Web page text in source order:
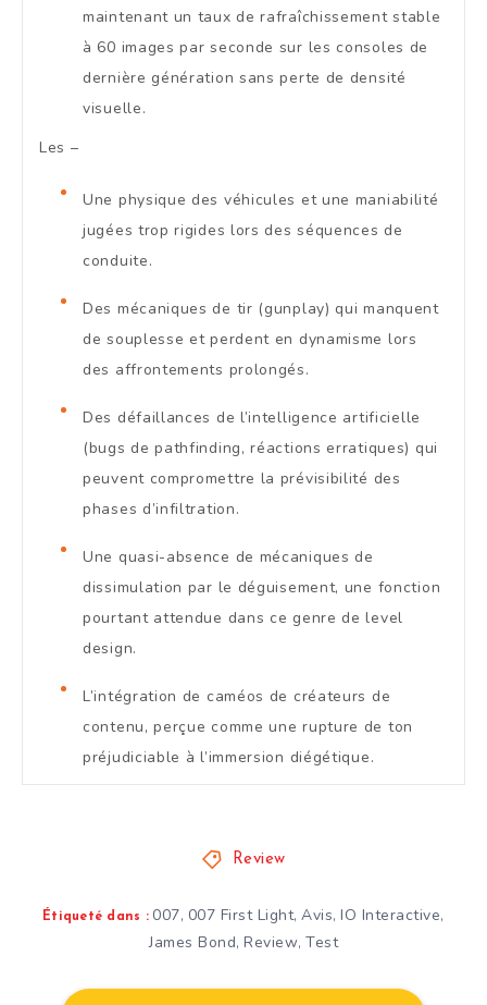
maintenant un taux de rafraîchissement stable
à 60 images par seconde sur les consoles de
dernière génération sans perte de densité
visuelle.
Les –
Une physique des véhicules et une maniabilité
jugées trop rigides lors des séquences de
conduite.
Des mécaniques de tir (gunplay) qui manquent
de souplesse et perdent en dynamisme lors
des affrontements prolongés.
Des défaillances de l’intelligence artificielle
(bugs de pathfinding, réactions erratiques) qui
peuvent compromettre la prévisibilité des
phases d’infiltration.
Une quasi-absence de mécaniques de
dissimulation par le déguisement, une fonction
pourtant attendue dans ce genre de level
design.
L’intégration de caméos de créateurs de
contenu, perçue comme une rupture de ton
préjudiciable à l’immersion diégétique.
Review
Étiqueté dans : 007, 007 First Light,Avis,IO Interactive,
James Bond, Review, Test